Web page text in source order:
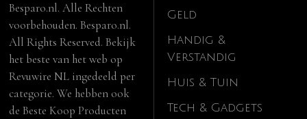
Besparo.nl. Alle Rechten
voorbehouden. Besparo.nl.
All Rights Reserved. Bekijk
het beste van het web op
Revuwire NL ingedeeld per
categorie. We hebben ook
deBeste Koop Producten
Geld
Handig &
Verstandig
Huis & Tuin
Tech & Gadgets